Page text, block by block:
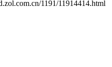
1191/11914414.html